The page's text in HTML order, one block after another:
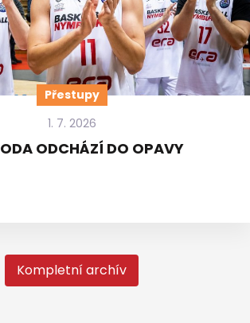
Přestupy
1. 7. 2026
ODCHÁZÍ DO OPAVY
Kompletní archív